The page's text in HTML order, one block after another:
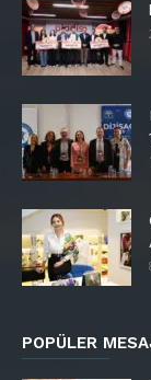
POPÜLER